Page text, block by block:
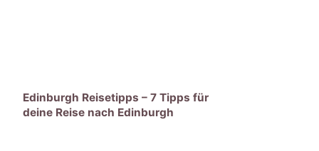
Edinburgh Reisetipps – 7 Tipps für
deine Reise nach Edinburgh